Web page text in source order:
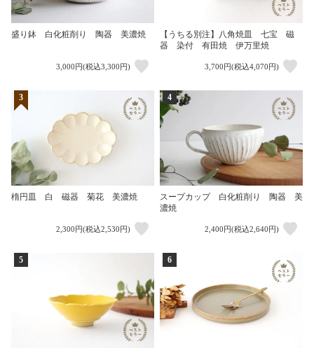
盛り鉢 白化粧削り 陶器 美濃焼
3,000円(税込3,300円)
【うちる別注】八角焼皿 七宝 磁
器 染付 有田焼 伊万里焼
3,700円(税込4,070円)
3
楕円皿 白 磁器 菊花 美濃焼
2,300円(税込2,530円)
4
スープカップ 白化粧削り 陶器 美
濃焼
2,400円(税込2,640円)
5 6